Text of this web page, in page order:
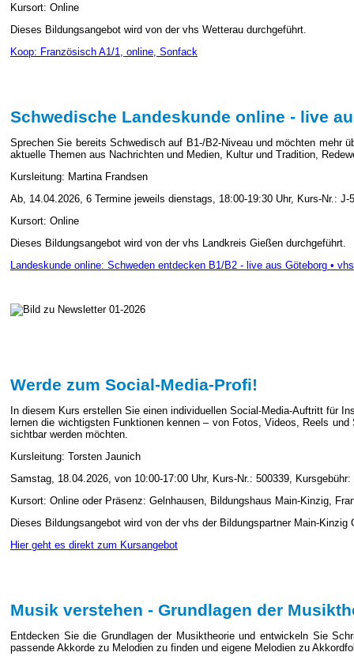
Kursort: Online
Dieses Bildungsangebot wird von der vhs Wetterau durchgeführt.
Koop: Französisch A1/1, online, Sonfack
Schwedische Landeskunde online - live
Sprechen Sie bereits Schwedisch auf B1-/B2-Niveau und möchten mehr
aktuelle Themen aus Nachrichten und Medien, Kultur und Tradition,
Kursleitung: Martina Frandsen
Ab, 14.04.2026, 6 Termine jeweils dienstags, 18:00-19:30 Uhr, Kurs-Nr.:
Kursort: Online
Dieses Bildungsangebot wird von der vhs Landkreis Gießen durchgeführt.
Landeskunde online: Schweden entdecken B1/B2 - live aus Göteborg •
Werde zum Social-Media-Profi!
In diesem Kurs erstellen Sie einen individuellen Social-Media-Auftritt für
lernen die wichtigsten Funktionen kennen – von Fotos, Videos, Reels
sichtbar werden möchten.
Kursleitung: Torsten Jaunich
Samstag, 18.04.2026, von 10:00-17:00 Uhr, Kurs-Nr.: 500339, Kursgebühr:
Kursort: Online oder Präsenz: Gelnhausen, Bildungshaus Main-Kinzig,
Dieses Bildungsangebot wird von der vhs der Bildungspartner Main-Kinzig
Hier geht es direkt zum Kursangebot
Musik verstehen - Grundlagen der
Entdecken Sie die Grundlagen der Musiktheorie und entwickeln Sie
passende Akkorde zu Melodien zu finden und eigene Melodien zu